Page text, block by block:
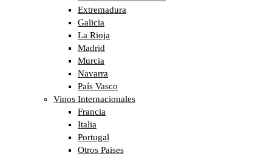
Extremadura
Galicia
La Rioja
Madrid
Murcia
Navarra
País Vasco
Vinos Internacionales
Francia
Italia
Portugal
Otros Paises